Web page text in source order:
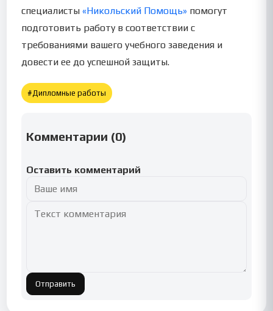
специалисты«Никольский Помощь» помогут
подготовить работу в соответствии с
требованиями вашего учебного заведения и
довести ее до успешной защиты.
#Дипломные работы
Комментарии (0)
Оставить комментарий
Отправить